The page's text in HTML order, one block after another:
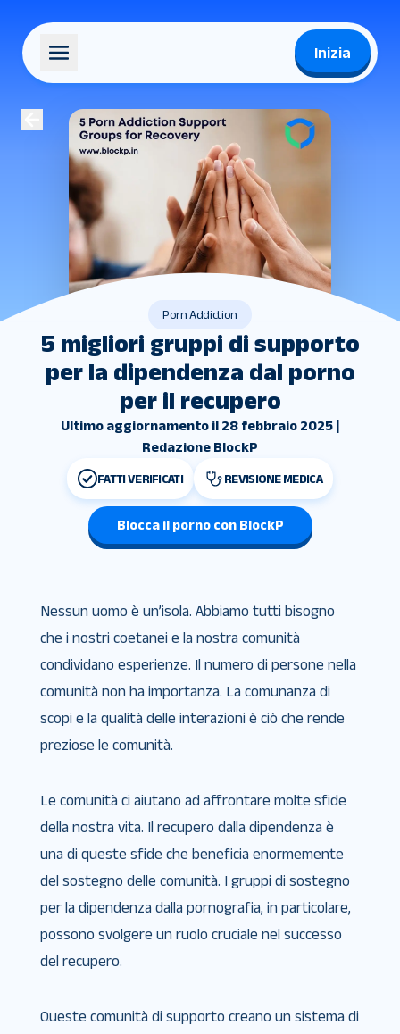
Inizia
Porn Addiction
5 migliori gruppi di supporto
per la dipendenza dal porno
per il recupero
Ultimo aggiornamento il 28 febbraio 2025 |
Redazione BlockP
FATTI VERIFICATI REVISIONE MEDICA
Blocca il porno con BlockP
Nessun uomo è un’isola. Abbiamo tutti bisogno
che i nostri coetanei e la nostra comunità
condividano esperienze. Il numero di persone nella
comunità non ha importanza. La comunanza di
scopi e la qualità delle interazioni è ciò che rende
preziose le comunità.
Le comunità ci aiutano ad affrontare molte sfide
della nostra vita. Il recupero dalla dipendenza è
una di queste sfide che beneficia enormemente
del sostegno delle comunità. I gruppi di sostegno
per la dipendenza dalla pornografia, in particolare,
possono svolgere un ruolo cruciale nel successo
del recupero.
Queste comunità di supporto creano un sistema di